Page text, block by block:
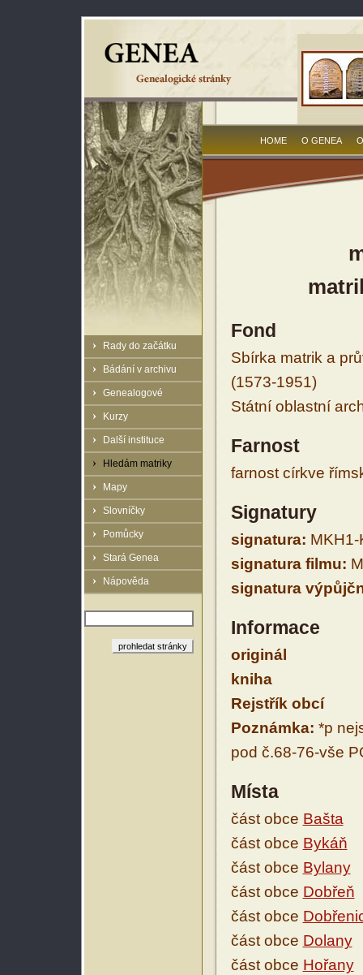
Rady do začátku
Bádání v archivu
Genealogové
Kurzy
Další instituce
Hledám matriky
Mapy
Slovníčky
Pomůcky
Stará Genea
Nápověda
HOME O GENEA
Fond
Sbírka matrik a
(1573-1951)
Státní oblastní
Farnost
farnost církve
Signatury
signatura: MKH1-
signatura filmu:
signatura
Informace
originál
kniha
Rejstřík obcí
Poznámka: *p
pod č.68-76-vše
Místa
část obce Bašta
část obce Bykáň
část obce Bylany
část obce Dobřeň
část obce
část obce Dolany
část obce Hořany